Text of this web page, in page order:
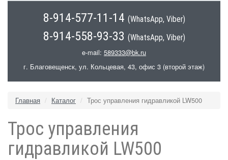
8-914-577-11-14 (WhatsApp, Viber)
8-914-558-93-33 (WhatsApp, Viber)
e-mail: 589333@bk.ru
г. Благовещенск, ул. Кольцевая, 43, офис 3 (второй этаж)
Главная Каталог Трос управления гидравликой LW500
Трос управления
гидравликой LW500